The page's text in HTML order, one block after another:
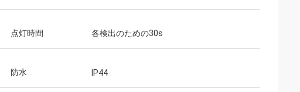
点灯時間 各検出のための30s
防水 IP44